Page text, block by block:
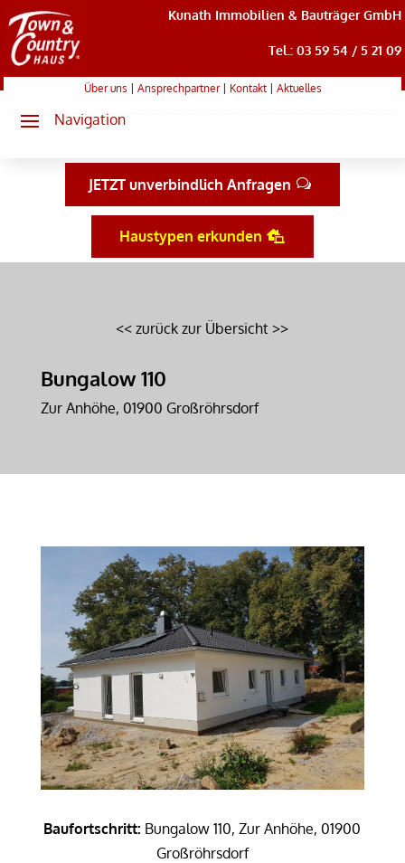
Kunath Immobilien & Bauträger GmbH
Tel.: 03 59 54 / 5 21 09
Über uns Ansprechpartner| Kontakt| Aktuelles
JETZT unverbindlich Anfragen
Haustypen erkunden
<< zurück zur Übersicht >>
Bungalow 110
Zur Anhöhe, 01900 Großröhrsdorf
Baufortschritt: Bungalow 110, Zur Anhöhe, 01900
Großröhrsdorf